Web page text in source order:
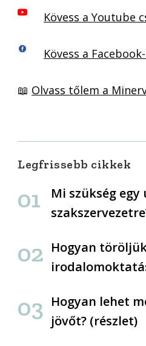
Kövess a Youtube
Kövess a
📖 Olvass tőlem a
Legfrissebb cikkek
Mi szükség
Hogyan
Hogyan lehet
jövőt? (részlet)